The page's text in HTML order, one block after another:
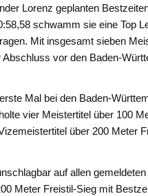
Lorenz geplanten
schwamm sie eine Top
Mit insgesamt sieben
vor den Baden-
Mal bei den Baden-
vier Meistertitel über 100
über 200 Meter
auf allen
Meter Freistil-Sieg mit